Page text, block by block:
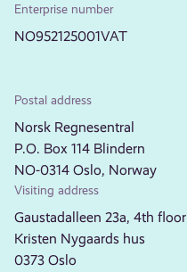
Enterprise number
NO952125001VAT
Postal address
Norsk Regnesentral
P.O. Box 114 Blindern
NO-0314 Oslo, Norway
Visiting address
Gaustadalleen 23a, 4th floor
Kristen Nygaards hus
0373 Oslo